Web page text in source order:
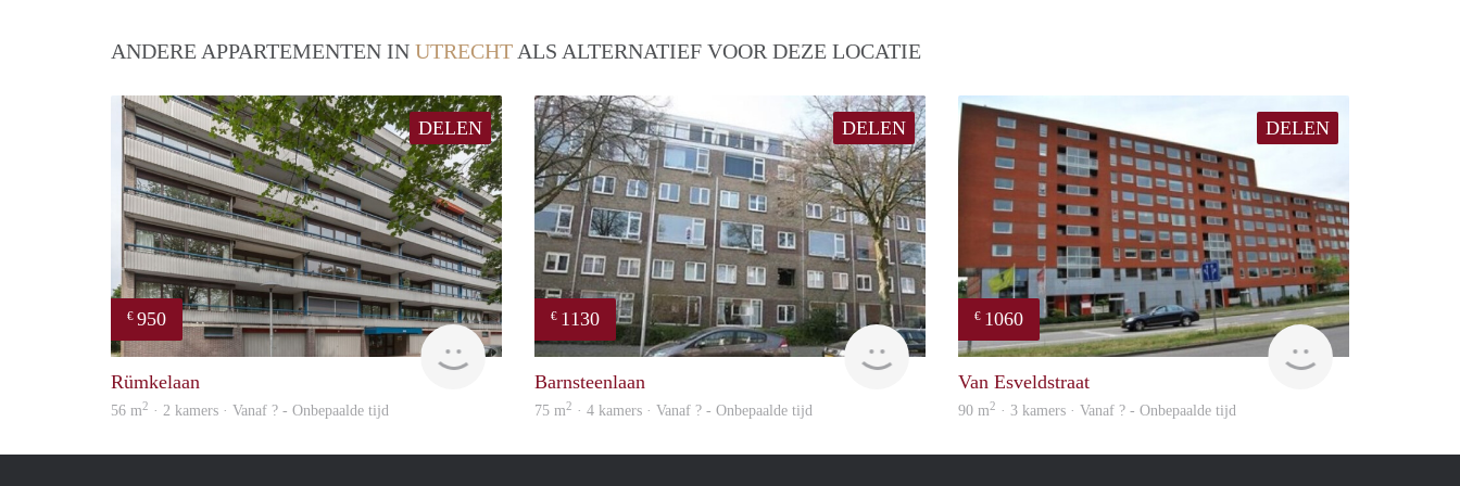
ANDERE APPARTEMENTEN IN UTRECHT ALS ALTERNATIEF VOOR DEZE LOCATIE
DELEN
€ 950
Woning
Rümkelaan
56 m2 · 2 kamers · Vanaf ? - Onbepaalde tijd
DELEN
€ 1130
finder
Barnsteenlaan
75 m2 · 4 kamers · Vanaf ? - Onbepaalde tijd
DELEN
€ 1060
Van Esveldstraat
90 m2 · 3 kamers · Vanaf ? - Onbepaalde tijd